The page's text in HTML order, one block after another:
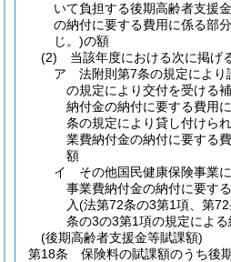
いて負担する後期高齢者支援
の納付に要する費用に係る部分
じ。)の額
(2)
当該年度における次に掲げ
ア
法附則第7条の規定によ
の規定により交付を受ける
納付金の納付に要する費用
条の規定により貸し付けら
業費納付金の納付に要する
額
イ
その他国民健康保険事業
事業費納付金の納付に要す
入(法第72条の3第1項、第
条の3の3第1項の規定によ
(後期高齢者支援金等賦課額)
第18条
保険料の賦課額のうち後